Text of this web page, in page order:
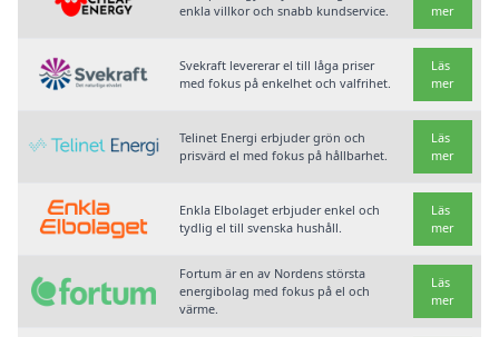
enkla villkor och snabb kundservice.
mer
Svekraft levererar el till låga priser
med fokus på enkelhet och valfrihet.
Läs
mer
Telinet Energi erbjuder grön och
prisvärd el med fokus på hållbarhet.
Läs
mer
Enkla Elbolaget erbjuder enkel och
tydlig el till svenska hushåll.
Läs
mer
Fortum är en av Nordens största
energibolag med fokus på el och
värme.
Läs
mer